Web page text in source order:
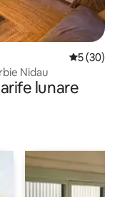
Scor
5 (30)
Nidau
lunare